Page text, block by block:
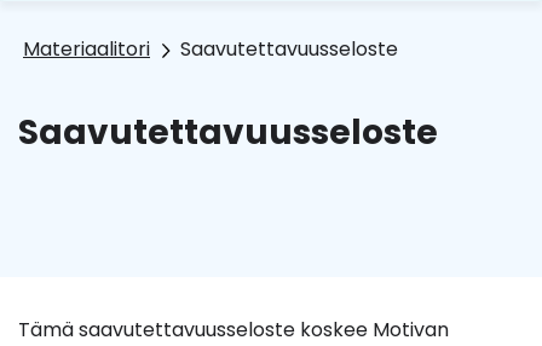
Materiaalitori Saavutettavuusseloste
Saavutettavuusseloste
Tämä saavutettavuusseloste koskee Motivan